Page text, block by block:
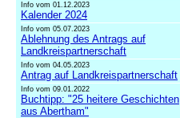
Info vom 01.12.2023
Kalender 2024
Info vom 05.07.2023
Ablehnung des Antrags auf
Landkreispartnerschaft
Info vom 04.05.2023
Antrag auf Landkreispartnerschaft
Info vom 09.01.2022
Buchtipp: "25 heitere Geschichten
aus Abertham"